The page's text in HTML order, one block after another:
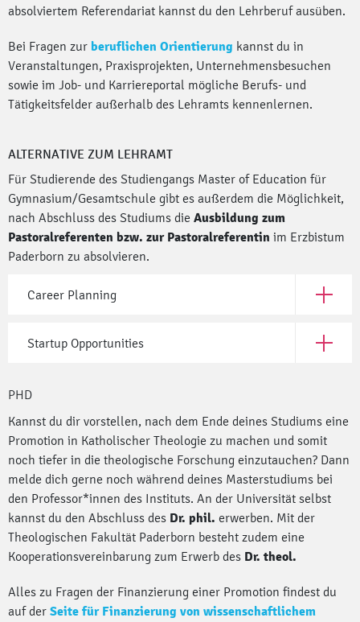
absolviertem Referendariat kannst du den Lehrberuf ausüben.
Bei Fragen zur beruflichen Orientierung kannst du in
Veranstaltungen, Praxisprojekten, Unternehmensbesuchen
sowie im Job- und Karriereportal mögliche Berufs- und
Tätigkeitsfelder außerhalb des Lehramts kennenlernen.
ALTERNATIVE ZUM LEHRAMT
Für Studierende des Studiengangs Master of Education für
Gymnasium/Gesamtschule gibt es außerdem die Möglichkeit,
nach Abschluss des Studiums die Ausbildung zum
Pastoralreferenten bzw. zur Pastoralreferentin im Erzbistum
Paderborn zu absolvieren.
Career Planning Open
Startup Opportunities Open
PHD
Kannst du dir vorstellen, nach dem Ende deines Studiums eine
Promotion in Katholischer Theologie zu machen und somit
noch tiefer in die theologische Forschung einzutauchen? Dann
melde dich gerne noch während deines Masterstudiums bei
den Professor*innen des Instituts. An der Universität selbst
kannst du den Abschluss des Dr. phil. erwerben. Mit der
Theologischen Fakultät Paderborn besteht zudem eine
Kooperationsvereinbarung zum Erwerb des Dr. theol.
Alles zu Fragen der Finanzierung einer Promotion findest du
auf der Seite für Finanzierung von wissenschaftlichem